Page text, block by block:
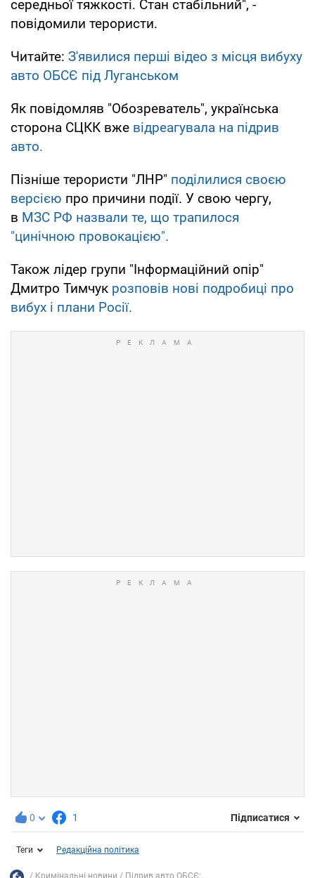
середньої тяжкості. Стан стабільний", -
повідомили терористи.
Читайте: З'явилися перші відео з місця вибуху
авто ОБСЄ під Луганськом
Як повідомляв "Обозреватель", українська
сторона СЦКК вже відреагувала на підрив
авто.
Пізніше терористи "ЛНР" поділилися своєю
версією про причини події. У свою чергу,
в МЗС РФ назвали те, що трапилося
"цинічною провокацією".
Також лідер групи "Інформаційний опір"
Дмитро Тимчук розповів нові подробиці про
вибух і плани Росії.
0 1 Підписатися
Теги Редакційна політика
Кримінальні новини Підрив авто ОБСЄ:...